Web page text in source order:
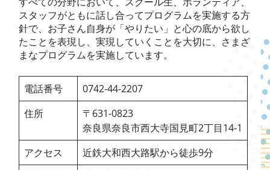
スタッフがともに話し合ってプログラムを実施する方
針で、お子さん自身が「やりたい」と心の底から欲し
たことを表現し、実現していくことを大切に、さまざ
まなプログラムを実施しています。
電話番号
0742-44-2207
住所
〒631-0823
奈良県奈良市西大寺国見町2丁目14-1
アクセス
近鉄大和西大路駅から徒歩9分